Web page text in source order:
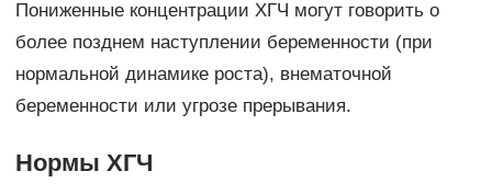
Пониженные концентрации ХГЧ могут говорить о
более позднем наступлении беременности (при
нормальной динамике роста), внематочной
беременности или угрозе прерывания.
Нормы ХГЧ